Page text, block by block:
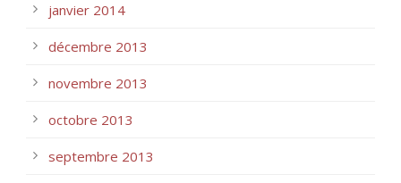
janvier 2014
décembre 2013
novembre 2013
octobre 2013
septembre 2013